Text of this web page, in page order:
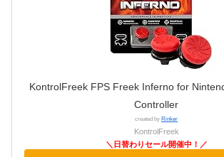
KontrolFreek FPS Freek Inferno for
Controller
created by Rinker
KontrolFreek